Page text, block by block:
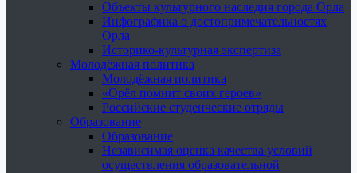
Объекты культурного наследия города Орла
Инфографика о достопримечательностях
Орла
Историко-культурная экспертиза
Молодёжная политика
Молодёжная политика
«Орёл помнит своих героев»
Российские студенческие отряды
Образование
Образование
Независимая оценка качества условий
осуществления образовательной